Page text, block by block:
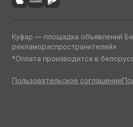
Куфар — площадка объявлений
рекламораспространителей»
*Оплата производится в
Пользовательское соглашение